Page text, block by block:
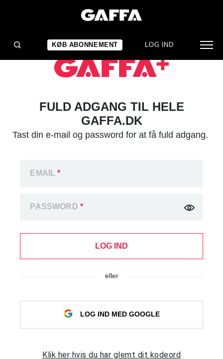
KØB ABONNEMENT LOG IND
FULD ADGANG TIL HELE
GAFFA.DK
Tast din e-mail og password for at få fuld adgang.
EMAIL*
PASSWORD *
LOG IND
eller
LOG IND MED GOOGLE
Klik her hvis du har glemt dit kodeord